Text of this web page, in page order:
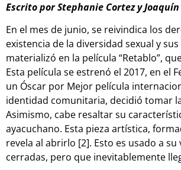
Escrito por Stephanie Cortez y
En el mes de junio, se reivindica los
existencia de la diversidad sexual y
materializó en la película “Retablo”,
Esta película se estrenó el 2017, en el
un Óscar por Mejor película
identidad comunitaria, decidió tomar
Asimismo, cabe resaltar su
ayacuchano. Esta pieza artística,
revela al abrirlo [2]. Esto es usado a
cerradas, pero que inevitablemente